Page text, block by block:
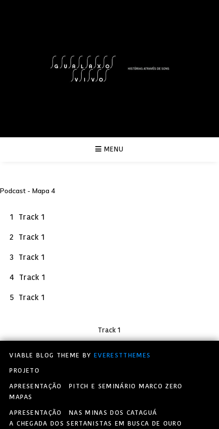
MENU
Podcast - Mapa 4
1 Track 1
2 Track 1
3 Track 1
4 Track 1
5 Track 1
Track 1
VIABLE BLOG THEME BY EVERESTTHEMES
PROJETO
APRESENTAÇÃO
PITCH E SEMINÁRIO MARCO ZERO
MAPAS
APRESENTAÇÃO
NAS MINAS DOS CATAGUÁ
A CHEGADA DOS SERTANISTAS EM BUSCA DE OURO